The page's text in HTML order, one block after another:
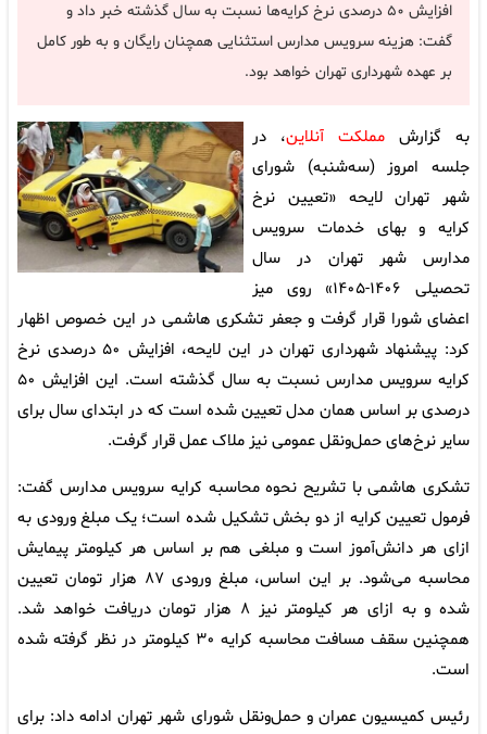
افزایش ۵۰ درصدی نرخ کرایه‌ها نسبت به سال گذشته خبر داد و
گفت: هزینه سرویس مدارس استثنایی همچنان رایگان و به طور کامل
بر عهده شهرداری تهران خواهد بود.
به گزارش مملکت آنلاین، در
جلسه امروز (سه‌شنبه) شورای
شهر تهران لایحه «تعیین نرخ
کرایه و بهای خدمات سرویس
مدارس شهر تهران در سال
تحصیلی ۱۴۰۶-۱۴۰۵» روی میز
اعضای شورا قرار گرفت و جعفر تشکری هاشمی در این خصوص اظهار
کرد: پیشنهاد شهرداری تهران در این لایحه، افزایش ۵۰ درصدی نرخ
کرایه سرویس مدارس نسبت به سال گذشته است. این افزایش ۵۰
درصدی بر اساس همان مدل تعیین شده است که در ابتدای سال برای
سایر نرخ‌های حمل‌ونقل عمومی نیز ملاک عمل قرار گرفت.
تشکری هاشمی با تشریح نحوه محاسبه کرایه سرویس مدارس گفت:
فرمول تعیین کرایه از دو بخش تشکیل شده است؛ یک مبلغ ورودی به
ازای هر دانش‌آموز است و مبلغی هم بر اساس هر کیلومتر پیمایش
محاسبه می‌شود. بر این اساس، مبلغ ورودی ۸۷ هزار تومان تعیین
شده و به ازای هر کیلومتر نیز ۸ هزار تومان دریافت خواهد شد.
همچنین سقف مسافت محاسبه کرایه ۳۰ کیلومتر در نظر گرفته شده
است.
رئیس کمیسیون عمران و حمل‌ونقل شورای شهر تهران ادامه داد: برای